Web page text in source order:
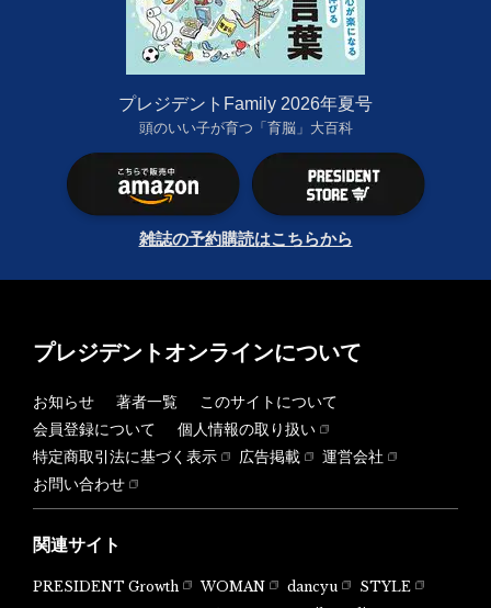
プレジデントFamily 2026年夏号
頭のいい子が育つ「育脳」大百科
雑誌の予約購読はこちらから
プレジデントオンラインについて
お知らせ 著者一覧
このサイトについて
会員登録について
個人情報の取り扱い
特定商取引法に基づく表示
広告掲載
運営会社
お問い合わせ
関連サイト
PRESIDENT Growth WOMAN dancyu
STYLE